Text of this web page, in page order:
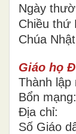
Ngày
Chiều thứ
Chúa
Giáo họ
Thành lập
Bổn mạng:
Địa chỉ:
Số Giáo